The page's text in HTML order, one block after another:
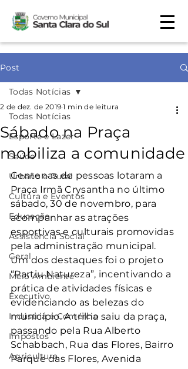
Post
Todas Notícias
Esporte e Lazer
Saúde
Urbano e Rural
Cultura e Eventos
Educação
Assistência Social
Geral
Meio Ambiente
Executivo
Indústria e Comércio
Impostos
Agricultura
Todas Notícias
Sábado na Praça
mobiliza a comunidade
2 de dez. de 2019 1 min de leitura
Centenas de pessoas lotaram a
Praça Irmã Crysantha no último
sábado, 30 de novembro, para
acompanhar as atrações
esportivas e culturais promovidas
pela administração municipal.
Um dos destaques foi o projeto
“Partiu Natureza”, incentivando a
prática de atividades físicas e
evidenciando as belezas do
município. A trilha saiu da praça,
passando pela Rua Alberto
Schabbach, Rua das Flores, Bairro
Parque das Flores, Avenida